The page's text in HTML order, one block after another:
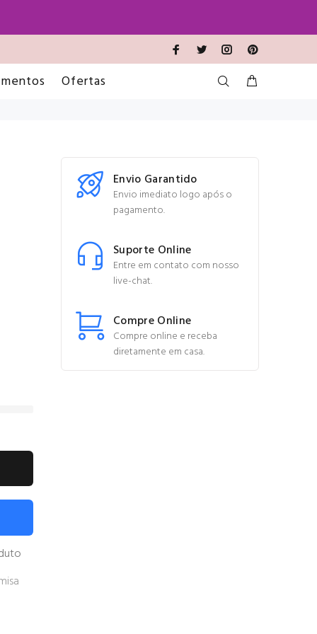
Ofertas
Envio Garantido
Envio imediato logo após o
pagamento.
Suporte Online
Entre em contato com nosso
live-chat.
Compre Online
Compre online e receba
diretamente em casa.